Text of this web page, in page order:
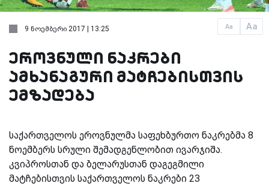
Aa Aa
9 ნოემბერი 2017 | 13:25
ეროვნული ნაკრები
ამხანაგური მატჩებისთვის
ემზადება
საქართველოს ეროვნულმა საფეხბურთო ნაკრებმა 8
ნოემბერს სრული შემადგენლობით ივარჯიშა.
კვიპროსთან და ბელარუსთან დაგეგმილი
მატჩებისთვის საქართველოს ნაკრები 23